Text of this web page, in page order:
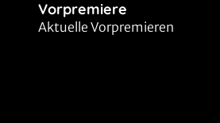
Vorpremiere
Aktuelle Vorpremieren